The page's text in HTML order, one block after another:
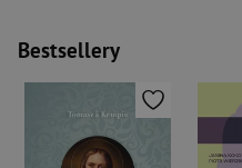
Bestsellery